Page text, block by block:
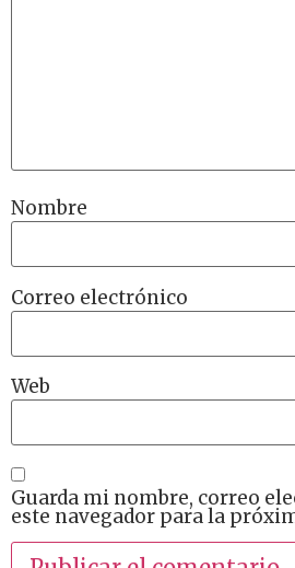
Nombre
Correo electrónico
Web
Guarda mi nombre, correo
este navegador para la